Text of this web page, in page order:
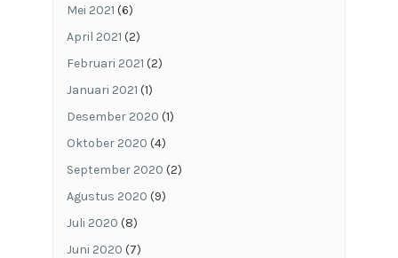
Mei 2021 (6)
April 2021 (2)
Februari 2021 (2)
Januari 2021 (1)
Desember 2020 (1)
Oktober 2020 (4)
September 2020 (2)
Agustus 2020 (9)
Juli 2020 (8)
Juni 2020 (7)